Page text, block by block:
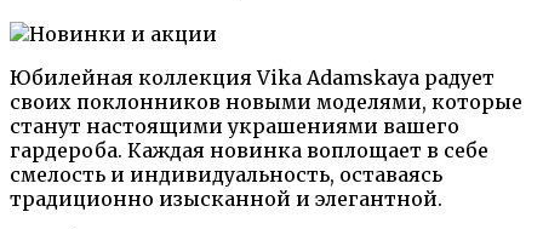
Юбилейная коллекция Vika Adamskaya радует
своих поклонников новыми моделями, которые
станут настоящими украшениями вашего
гардероба. Каждая новинка воплощает в себе
смелость и индивидуальность, оставаясь
традиционно изысканной и элегантной.